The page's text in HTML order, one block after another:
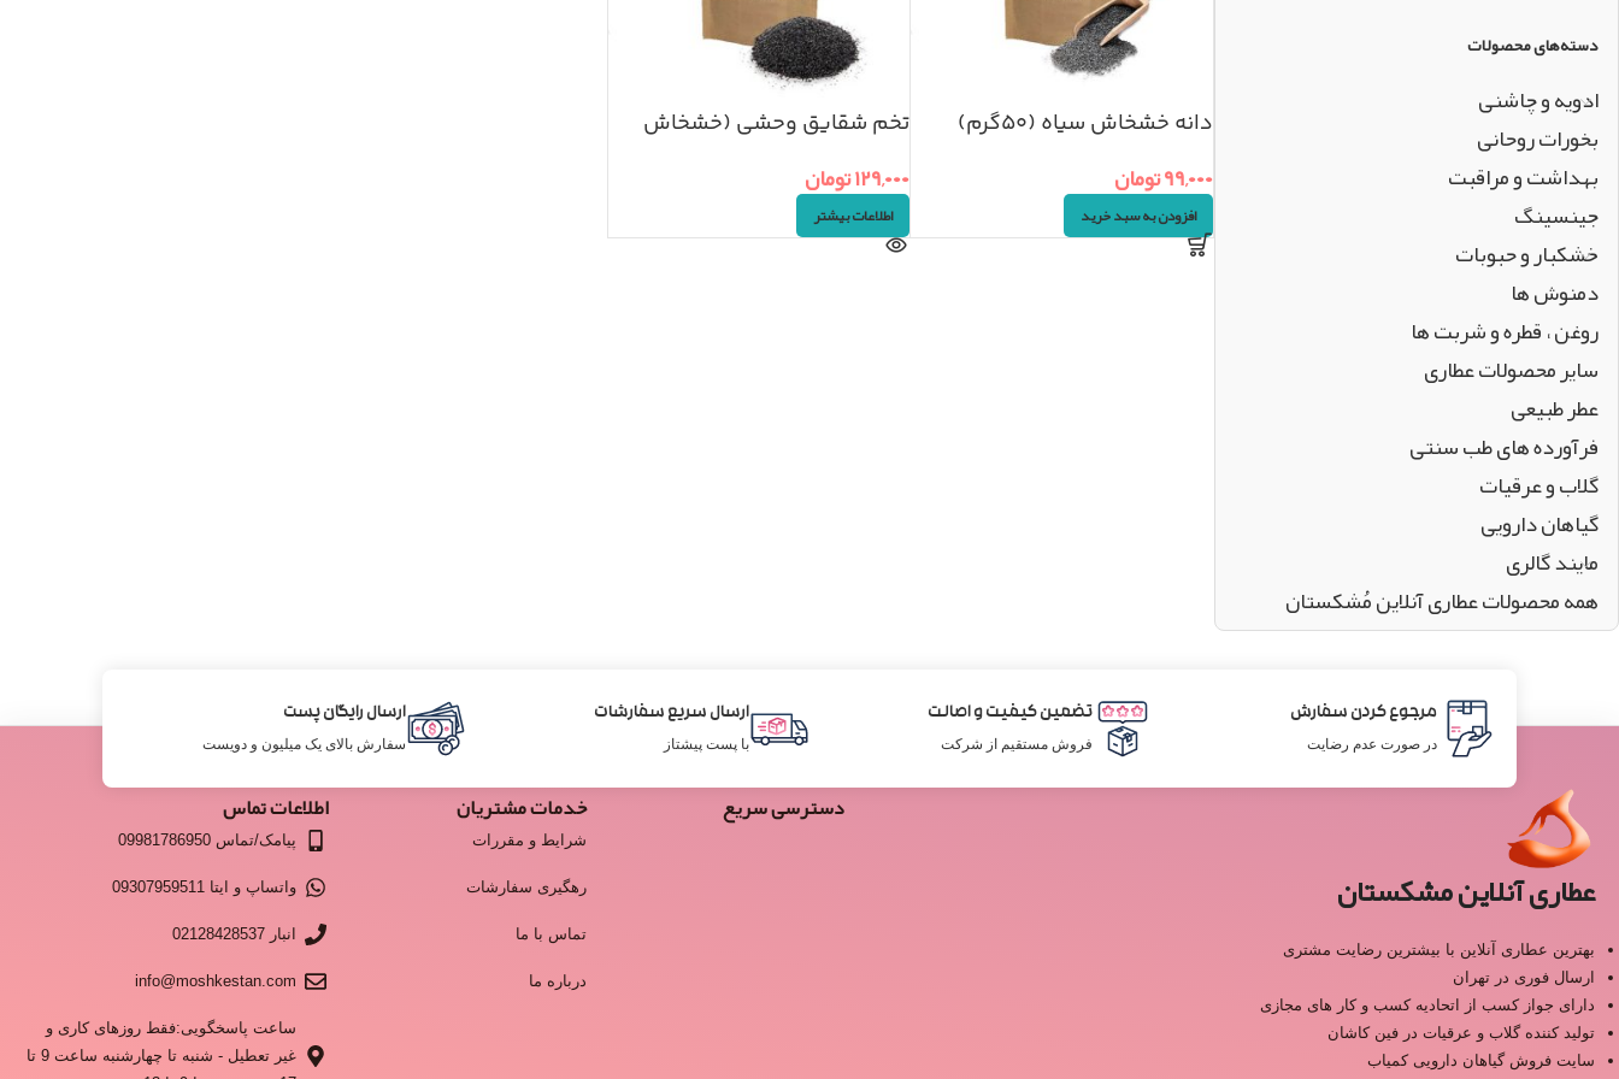
دسته‌های محصولات
ادویه و چاشنی
بخورات روحانی
بهداشت و مراقبت
جینسینگ
خشکبار و حبوبات
دمنوش ها
روغن ، قطره و شربت ها
سایر محصولات عطاری
عطر طبیعی
فرآورده های طب سنتی
گلاب و عرقیات
گیاهان دارویی
مایند گالری
همه محصولات عطاری آنلاین مُشکستان
دانه خشخاش سیاه (۵۰گرم)
۹۹,۰۰۰تومان
افزودن به سبد خرید
تخم شقایق وحشی (خشخاش
۱۲۹,۰۰۰تومان
اطلاعات بیشتر
مرجوع کردن سفارش
در صورت عدم رضایت
تضمین کیفیت و اصالت
فروش مستقیم از شرکت
ارسال سریع سفارشات
با پست پیشتاز
ارسال رایگان پست
سفارش بالای یک میلیون و دویست
عطاری آنلاین مشکستان
بهترین عطاری آنلاین با بیشترین رضایت مشتری
ارسال فوری در تهران
دارای جواز کسب از اتحادیه کسب و کار های مجازی
تولید کننده گلاب و عرقیات در فین کاشان
سایت فروش گیاهان دارویی کمیاب
دسترسی سریع خدمات مشتریان
شرایط و مقررات
رهگیری سفارشات
تماس با ما
درباره ما
اطلاعات تماس
پیامک/تماس 09981786950
واتساپ و ایتا 09307959511
انبار 02128428537
info@moshkestan.com
ساعت پاسخگویی:فقط روزهای کاری و
غیر تعطیل - شنبه تا چهارشنبه ساعت 9 تا